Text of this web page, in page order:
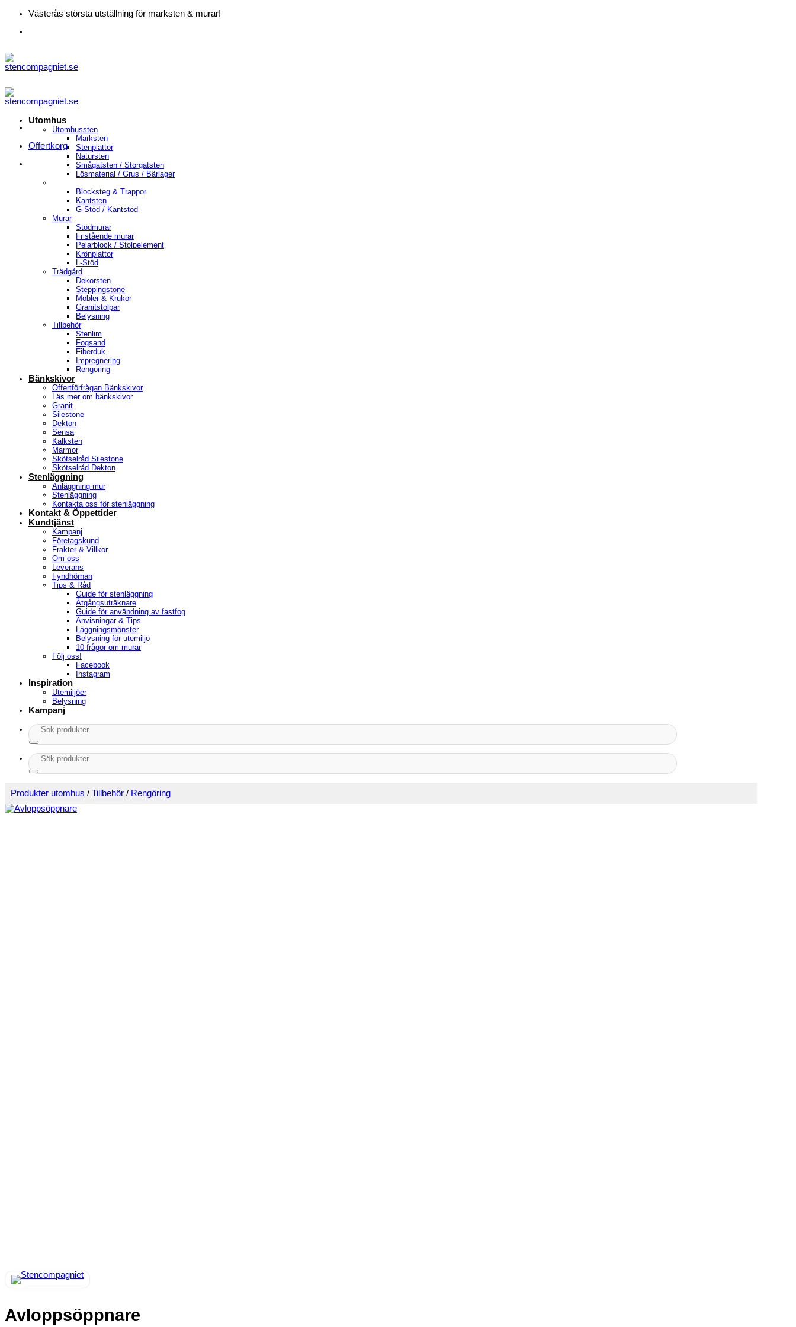
Skip
content
Västerås största utställning för marksten & murar!
Offertkorg
Utomhus
Utomhussten
Marksten
Stenplattor
Natursten
Smågatsten / Storgatsten
Lösmaterial / Grus / Bärlager
Blocksteg & Trappor
Kantsten
G-Stöd / Kantstöd
Murar
Stödmurar
Fristående murar
Pelarblock / Stolpelement
Krönplattor
L-Stöd
Trädgård
Dekorsten
Steppingstone
Möbler & Krukor
Granitstolpar
Belysning
Tillbehör
Stenlim
Fogsand
Fiberduk
Impregnering
Rengöring
Bänkskivor
Offertförfrågan Bänkskivor
Läs mer om bänkskivor
Granit
Silestone
Dekton
Sensa
Kalksten
Marmor
Skötselråd Silestone
Skötselråd Dekton
Stenläggning
Anläggning mur
Stenläggning
Kontakta oss för stenläggning
Kontakt & Öppettider
Kundtjänst
Kampanj
Företagskund
Frakter & Villkor
Om oss
Leverans
Fyndhörnan
Tips & Råd
Guide för stenläggning
Åtgångsuträknare
Guide för användning av fastfog
Anvisningar & Tips
Läggningsmönster
Belysning för utemiljö
10 frågor om murar
Följ oss!
Facebook
Instagram
Inspiration
Utemiljöer
Belysning
Kampanj
Sök
efter:
Sök
efter:
Produkter utomhus / Tillbehör / Rengöring
Avloppsöppnare